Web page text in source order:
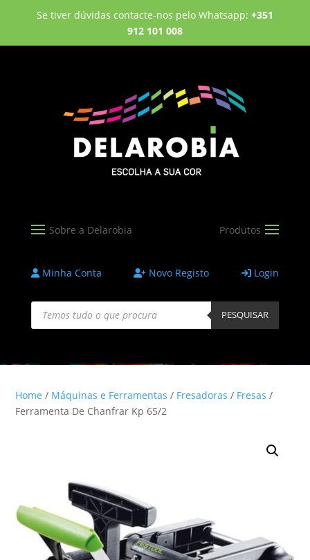
Se tiver dúvidas contacte-nos pelo Whatsapp: +351
912 101 008
Minha Conta Novo Registo Login
Products
search PESQUISAR
Home / Máquinas e Ferramentas / Fresadoras / Fresas /
Ferramenta De Chanfrar Kp 65/2